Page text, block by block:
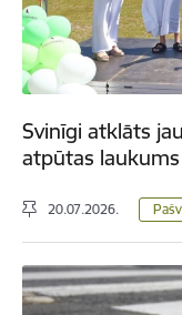
Svinīgi atklāts
atpūtas laukums
20.07.2026.